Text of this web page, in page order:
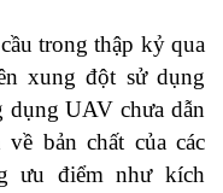
trong thập kỷ qua
xung đột sử dụng
UAV chưa dẫn
bản chất của các
ưu điểm như kích